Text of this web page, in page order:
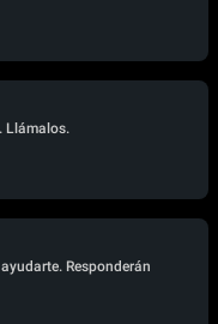
Llámalos.
Responderán